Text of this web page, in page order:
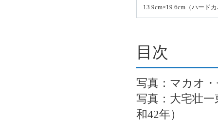
13.9cm×19.6cm（ハード
目次
写真：マカオ
写真：大宅壮
和42年）